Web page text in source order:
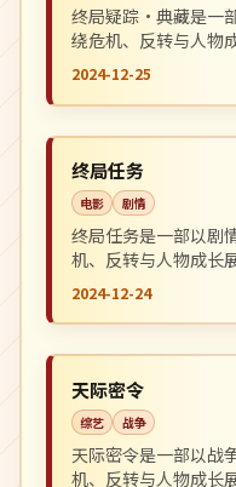
终局疑踪·典藏是一
绕危机、反转与人物
推荐观看。
2024-12-25
日本
终局任务
电影 剧情
终局任务是一部以剧
机、反转与人物成长
观看。
2024-12-24
英国
天际密令
综艺 战争
天际密令是一部以战
机、反转与人物成长